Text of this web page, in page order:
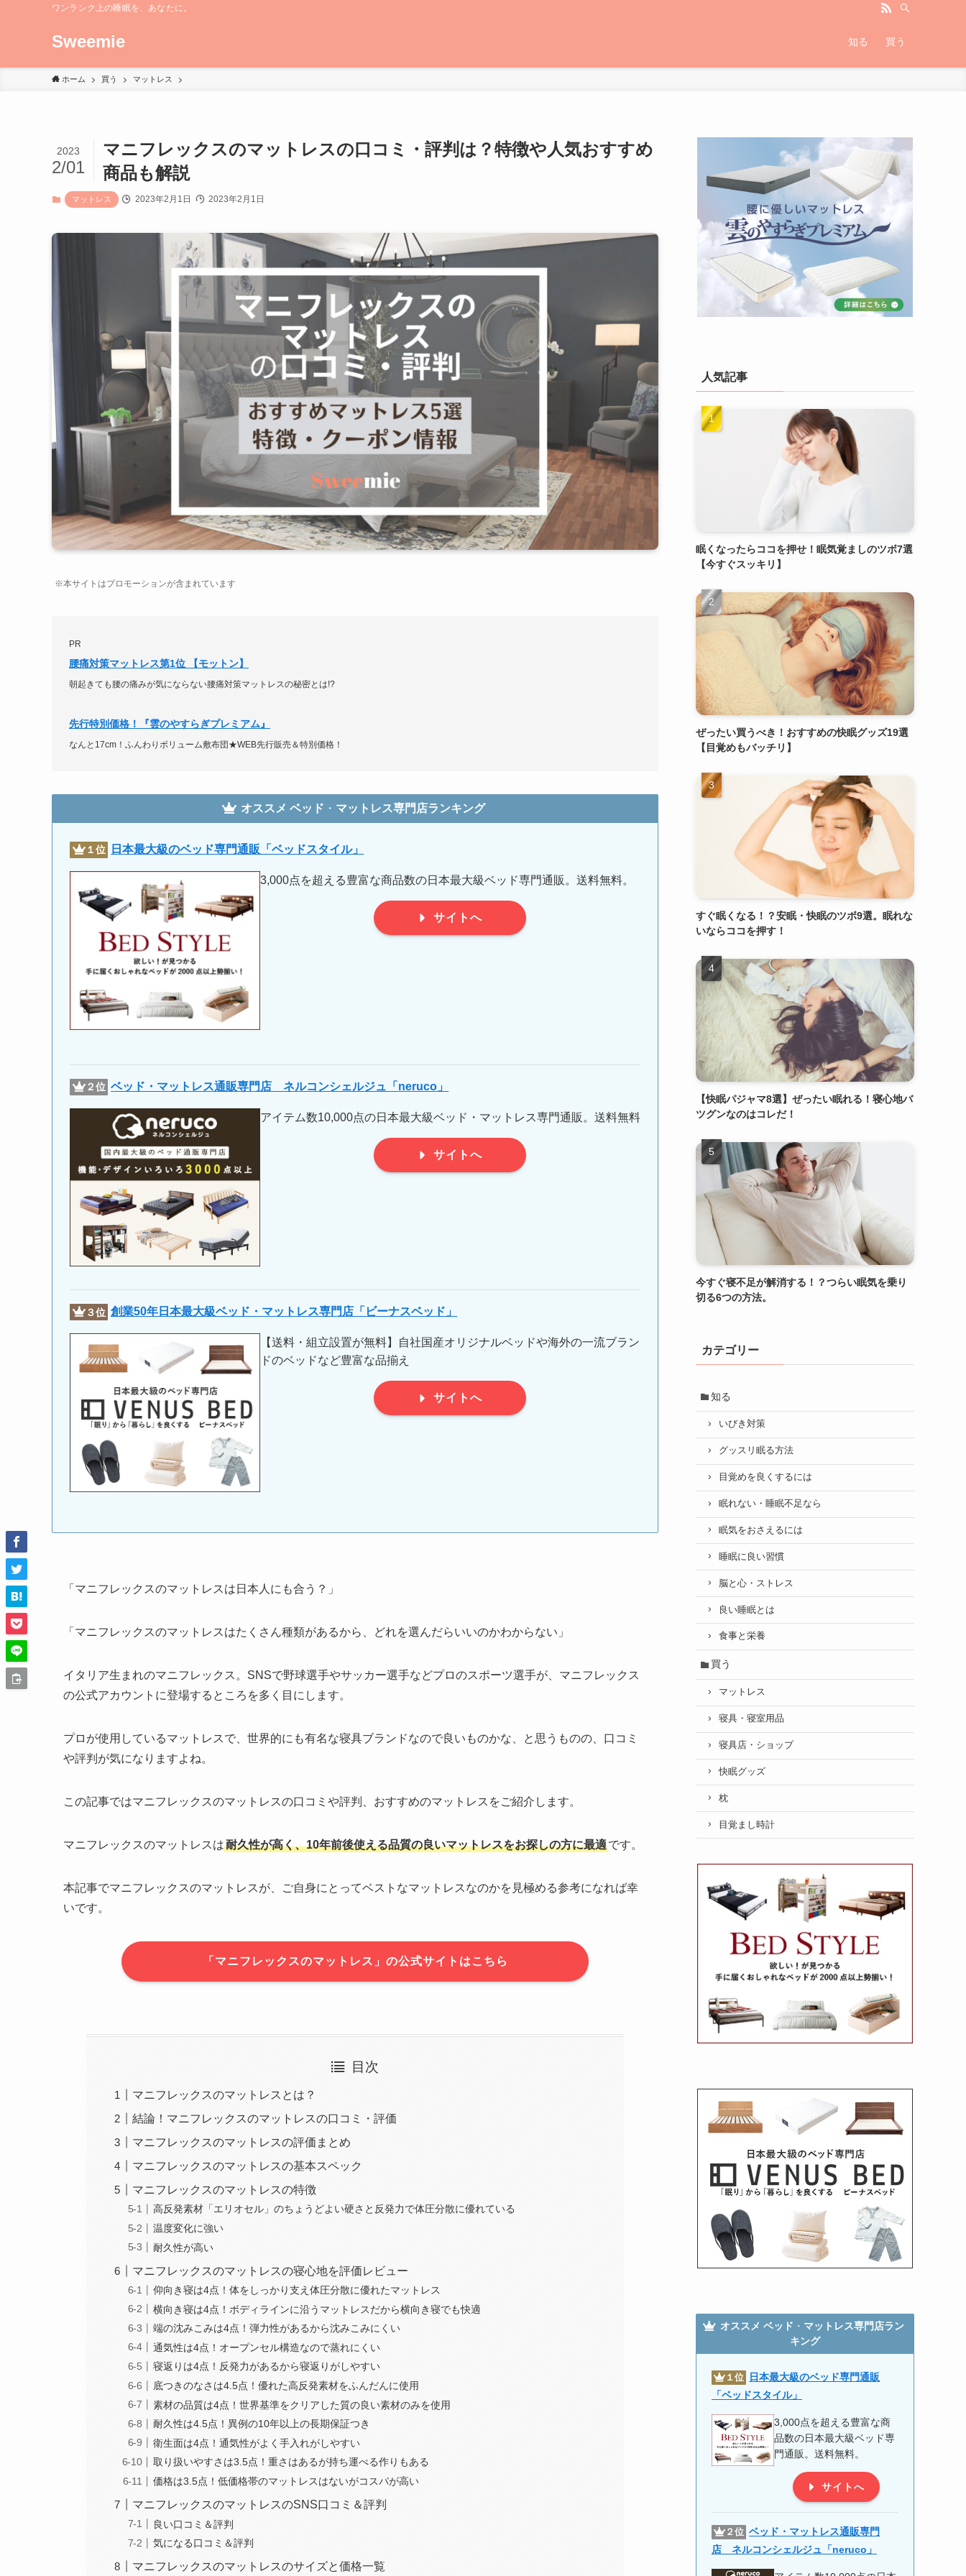
ワンランク上の睡眠を、あなたに。
Sweemie 知る 買う
ホーム 買う マットレス
マニフレックスのマットレスの口コミ・評判は？特徴や人気おすすめ
商品も解説
2023
2/01
マットレス 2023年2月1日 2023年2月1日
※本サイトはプロモーションが含まれています
PR
腰痛対策マットレス第1位 【モットン】
朝起きても腰の痛みが気にならない腰痛対策マットレスの秘密とは!?
先行特別価格！『雲のやすらぎプレミアム』
なんと17cm！ふんわりボリューム敷布団★WEB先行販売＆特別価格！
オススメベッド ・ マットレス専門店ランキング
１位 日本最大級のベッド専門通販「ベッドスタイル」
3,000点を超える豊富な商品数の日本最大級ベッド専門通販。送料無料。
サイトへ
２位 ベッド・マットレス通販専門店 ネルコンシェルジュ「 neruco 」
アイテム数10,000点の日本最大級ベッド・マットレス専門通販。送料無料
サイトへ
３位 創業50年日本最大級ベッド・マットレス専門店「ビーナスベッド」
【送料・組立設置が無料】自社国産オリジナルベッドや海外の一流ブラン
ドのベッドなど豊富な品揃え
サイトへ
「マニフレックスのマットレスは日本人にも合う？」
「マニフレックスのマットレスはたくさん種類があるから、どれを選んだらいいのかわからない」
イタリア生まれのマニフレックス。SNSで野球選手やサッカー選手などプロのスポーツ選手が、マニフレックス
の公式アカウントに登場するところを多く目にします。
プロが使用しているマットレスで、世界的にも有名な寝具ブランドなので良いものかな、と思うものの、口コミ
や評判が気になりますよね。
この記事ではマニフレックスのマットレスの口コミや評判、おすすめのマットレスをご紹介します。
マニフレックスのマットレスは耐久性が高く、10年前後使える品質の良いマットレスをお探しの方に最適です。
本記事でマニフレックスのマットレスが、ご自身にとってベストなマットレスなのかを見極める参考になれば幸
いです。
「マニフレックスのマットレス」の公式サイトはこちら
目次
マニフレックスのマットレスとは？
結論！マニフレックスのマットレスの口コミ・評価
マニフレックスのマットレスの評価まとめ
マニフレックスのマットレスの基本スペック
マニフレックスのマットレスの特徴
高反発素材「エリオセル」のちょうどよい硬さと反発力で体圧分散に優れている
温度変化に強い
耐久性が高い
マニフレックスのマットレスの寝心地を評価レビュー
仰向き寝は4点！体をしっかり支え体圧分散に優れたマットレス
横向き寝は4点！ボディラインに沿うマットレスだから横向き寝でも快適
端の沈みこみは4点！弾力性があるから沈みこみにくい
通気性は4点！オープンセル構造なので蒸れにくい
寝返りは4点！反発力があるから寝返りがしやすい
底つきのなさは4.5点！優れた高反発素材をふんだんに使用
素材の品質は4点！世界基準をクリアした質の良い素材のみを使用
耐久性は4.5点！異例の10年以上の長期保証つき
衛生面は4点！通気性がよく手入れがしやすい
取り扱いやすさは3.5点！重さはあるが持ち運べる作りもある
価格は3.5点！低価格帯のマットレスはないがコスパが高い
マニフレックスのマットレスのSNS口コミ＆評判
良い口コミ＆評判
気になる口コミ＆評判
マニフレックスのマットレスのサイズと価格一覧
人気記事
眠くなったらココを押せ！眠気覚ましのツボ7選
【今すぐスッキリ】
ぜったい買うべき！おすすめの快眠グッズ19選
【目覚めもバッチリ】
すぐ眠くなる！？安眠・快眠のツボ9選。眠れな
いならココを押す！
【快眠パジャマ8選】ぜったい眠れる！寝心地バ
ツグンなのはコレだ！
今すぐ寝不足が解消する！？つらい眠気を乗り
切る6つの方法。
カテゴリー
知る
いびき対策
グッスリ眠る方法
目覚めを良くするには
眠れない・睡眠不足なら
眠気をおさえるには
睡眠に良い習慣
脳と心・ストレス
良い睡眠とは
食事と栄養
買う
マットレス
寝具・寝室用品
寝具店・ショップ
快眠グッズ
枕
目覚まし時計
オススメベッド ・ マットレス専門店ラン
キング
１位
日本最大級のベッド専門通販
「ベッドスタイル」
3,000点を超える豊富な商
品数の日本最大級ベッド専
門通販。送料無料。
サイトへ
２位 ベッド・マットレス通販専門
店 ネルコンシェルジュ「neruco 」